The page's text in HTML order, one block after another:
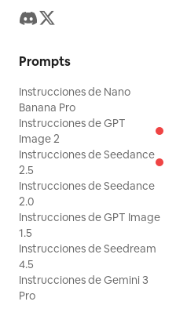
Prompts
Instrucciones de Nano
Banana Pro
Instrucciones de GPT
Image 2
Instrucciones de Seedance
2.5
Instrucciones de Seedance
2.0
Instrucciones de GPT Image
1.5
Instrucciones de Seedream
4.5
Instrucciones de Gemini 3
Pro